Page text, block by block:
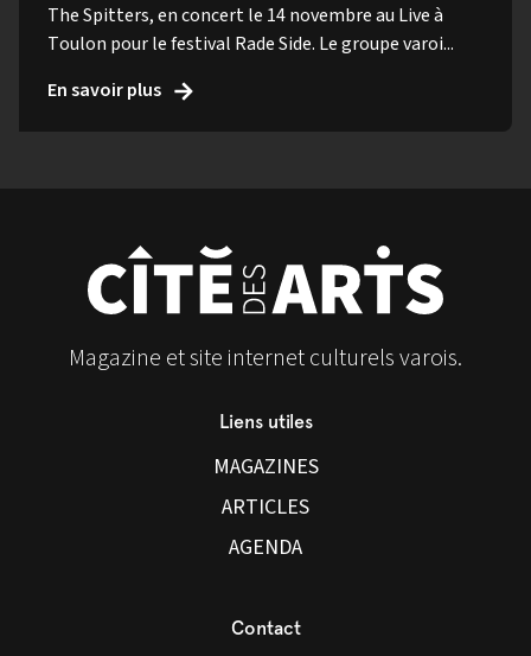
The Spitters, en concert le 14 novembre au Live à
Toulon pour le festival Rade Side. Le groupe varoi...
En savoir plus
Magazine et site internet culturels varois.
Liens utiles
MAGAZINES
ARTICLES
AGENDA
Contact